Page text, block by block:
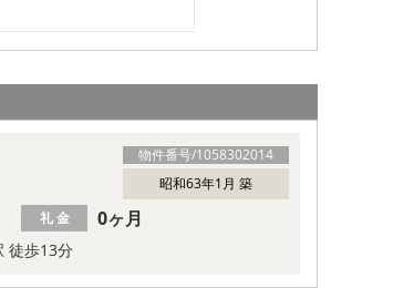
物件番号/1058302014
昭和63年1月 築
徒歩13分
礼 金 0ヶ月